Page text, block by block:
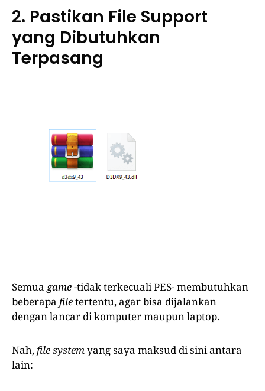
2. Pastikan File Support
yang Dibutuhkan
Terpasang
Semua game-tidak terkecuali PES- membutuhkan
beberapa filetertentu, agar bisa dijalankan
dengan lancar di komputer maupun laptop.
Nah,file systemyang saya maksud di sini antara
lain: